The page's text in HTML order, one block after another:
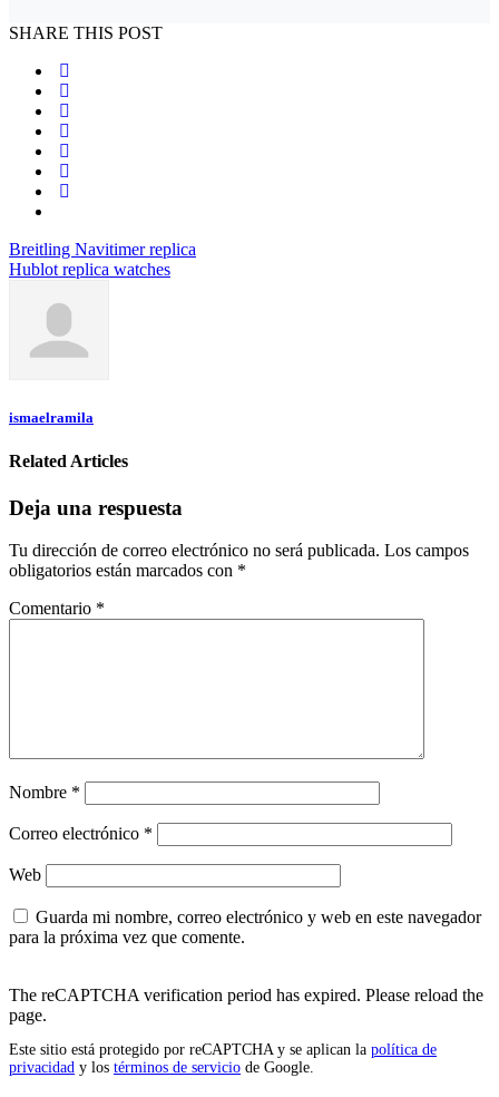
SHARE THIS POST
Navegación
de
entradas
Breitling Navitimer replica
Hublot replica watches
ismaelramila
Related Articles
Deja una respuesta
Tu dirección de correo electrónico no será publicada. Los campos
obligatorios están marcados con *
Comentario *
Nombre *
Correo electrónico *
Web
Guarda mi nombre, correo electrónico y web en este navegador
para la próxima vez que comente.
The reCAPTCHA verification period has expired. Please reload the
page.
Este sitio está protegido por reCAPTCHA y se aplican la política de
privacidad y los términos de servicio de Google.